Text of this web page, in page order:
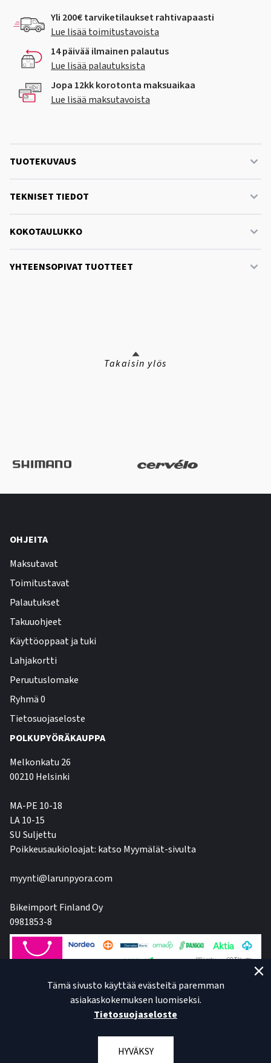
Yli 200€ tarviketilaukset rahtivapaasti
Lue lisää toimitustavoista
14 päivää ilmainen palautus
Lue lisää palautuksista
Jopa 12kk korotonta maksuaikaa
Lue lisää maksutavoista
TUOTEKUVAUS
TEKNISET TIEDOT
KOKOTAULUKKO
YHTEENSOPIVAT TUOTTEET
Takaisin ylös
OHJEITA
Maksutavat
Toimitustavat
Palautukset
Takuuohjeet
Käyttöoppaat ja tuki
Lahjakortti
Peruutuslomake
Ryhmä 0
Tietosuojaseloste
POLKUPYÖRÄKAUPPA
Melkonkatu 26
00210 Helsinki
MA-PE 10-18
LA 10-15
SU Suljettu
Poikkeusaukioloajat: katso Myymälät-sivulta
myynti@larunpyora.com
Bikeimport Finland Oy
0981853-8
Tämä sivusto käyttää evästeitä paremman
asiakaskokemuksen luomiseksi.
Tietosuojaseloste
HYVÄKSY